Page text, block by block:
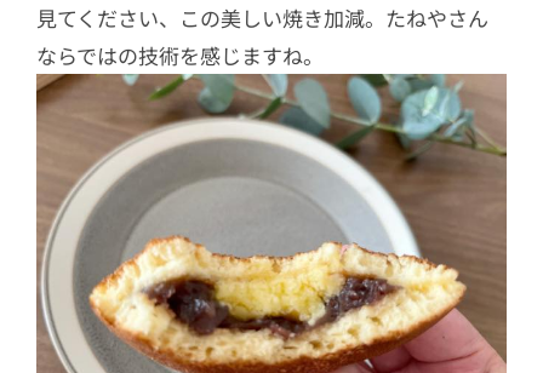
見てください、この美しい焼き加減。たねやさん
ならではの技術を感じますね。